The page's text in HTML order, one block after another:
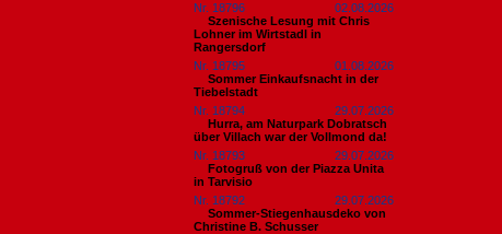
Nr. 18796
02.08.2026
Szenische Lesung mit Chris
Lohner im Wirtstadl in
Rangersdorf
Nr. 18795
01.08.2026
Sommer Einkaufsnacht in der
Tiebelstadt
Nr. 18794
29.07.2026
Hurra, am Naturpark Dobratsch
über Villach war der Vollmond da!
Nr. 18793
29.07.2026
Fotogruß von der Piazza Unita
in Tarvisio
Nr. 18792
29.07.2026
Sommer-Stiegenhausdeko von
Christine B. Schusser